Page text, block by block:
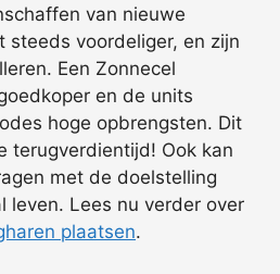
van nieuwe
steeds voordeliger, en zijn
Een Zonnecel
en de units
hoge opbrengsten. Dit
terugverdientijd! Ook kan
met de doelstelling
leven. Lees nu verder over
plaatsen.